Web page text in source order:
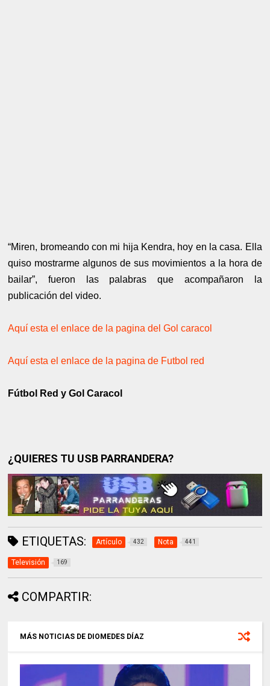
“Miren, bromeando con mi hija Kendra, hoy en la casa. Ella
quiso mostrarme algunos de sus movimientos a la hora de
bailar”, fueron las palabras que acompañaron la
publicación del video.
Aquí esta el enlace de la pagina del Gol caracol
Aquí esta el enlace de la pagina de Futbol red
Fútbol Red y Gol Caracol
¿QUIERES TU USB PARRANDERA?
ETIQUETAS: Artículo 432 Nota 441
Televisión 169
COMPARTIR:
MÁS NOTICIAS DE DIOMEDES DÍAZ